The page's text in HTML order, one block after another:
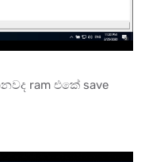
ram එකේ save